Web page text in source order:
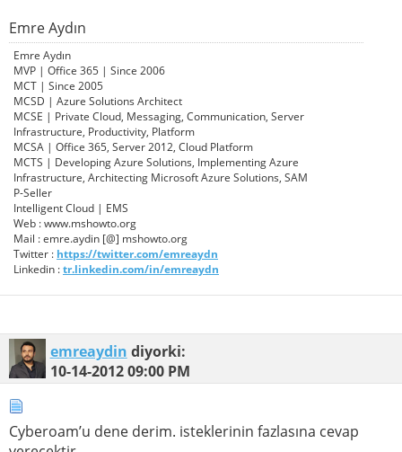
Emre Aydın
Emre Aydın
MVP | Office 365 | Since 2006
MCT | Since 2005
MCSD | Azure Solutions Architect
MCSE | Private Cloud, Messaging, Communication, Server
Infrastructure, Productivity, Platform
MCSA | Office 365, Server 2012, Cloud Platform
MCTS | Developing Azure Solutions, Implementing Azure
Infrastructure, Architecting Microsoft Azure Solutions, SAM
P-Seller
Intelligent Cloud | EMS
Web : www.mshowto.org
Mail : emre.aydin [@] mshowto.org
Twitter : https://twitter.com/emreaydn
Linkedin :tr.linkedin.com/in/emreaydn
emreaydin diyorki:
10-14-201209:00 PM
Cyberoam’u dene derim. isteklerinin fazlasına cevap